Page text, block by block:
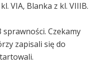
VIA, Blanka z kl. VIIIB.
Czekamy
zapisali się do